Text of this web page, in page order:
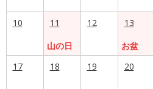
10
11
山の日
12
13
お盆
17
18 19 20